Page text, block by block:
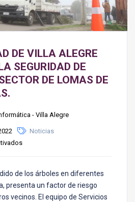
DE VILLA ALEGRE
SEGURIDAD DE
DE LOMAS DE
- Villa Alegre
Noticias
de los árboles en diferentes
presenta un factor de riesgo
vecinos. El equipo de Servicios